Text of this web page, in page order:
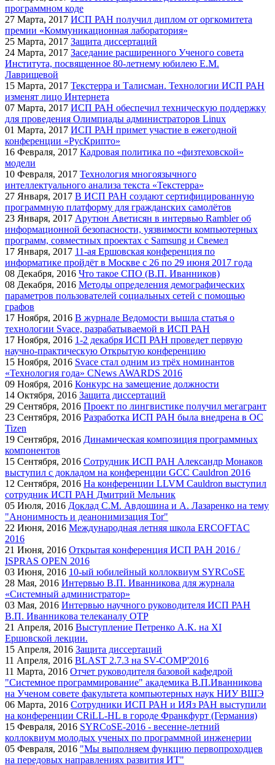
программном коде
27 Марта, 2017 ИСП РАН получил диплом от оргкомитета
премии «Коммуникационная лаборатория»
25 Марта, 2017 Защита диссертаций
24 Марта, 2017 Заседание расширенного Ученого совета
Института, посвященное 80-летнему юбилею Е.М.
Лаврищевой
15 Марта, 2017 Текстерра и Талисман. Технологии ИСП РАН
изменят лицо Интернета
07 Марта, 2017 ИСП РАН обеспечил техническую поддержку
для проведения Олимпиады администраторов Linux
01 Марта, 2017 ИСП РАН примет участие в ежегодной
конференции «РусКрипто»
16 Февраля, 2017 Кадровая политика по «физтеховской»
модели
10 Февраля, 2017 Технология многоязычного
интеллектуального анализа текста «Текстерра»
27 Января, 2017 В ИСП РАН создают сертифицированную
программную платформу для гражданских самолётов
23 Января, 2017 Арутюн Аветисян в интервью Rambler об
информационной безопасности, уязвимости компьютерных
программ, совместных проектах с Samsung и Свемел
17 Января, 2017 11-ая Ершовская конференция по
информатике пройдёт в Москве с 26 по 29 июня 2017 года
08 Декабря, 2016 Что такое СПО (В.П. Иванников)
08 Декабря, 2016 Методы определения демографических
параметров пользователей социальных сетей с помощью
графов
17 Ноября, 2016 В журнале Ведомости вышла статья о
технологии Svace, разрабатываемой в ИСП РАН
17 Ноября, 2016 1-2 декабря ИСП РАН проведет первую
научно-практическую Открытую конференцию
15 Ноября, 2016 Svace стал одним из трёх номинантов
«Технология года» CNews AWARDS 2016
09 Ноября, 2016 Конкурс на замещение должности
14 Октября, 2016 Защита диссертаций
29 Сентября, 2016 Проект по лингвистике получил мегагрант
23 Сентября, 2016 Разработка ИСП РАН была внедрена в ОС
Tizen
19 Сентября, 2016 Динамическая композиция программных
компонентов
15 Сентября, 2016 Сотрудник ИСП РАН Александр Монаков
выступил с докладом на конференции GCC Cauldron 2016
12 Сентября, 2016 На конференции LLVM Cauldron выступил
сотрудник ИСП РАН Дмитрий Мельник
05 Июля, 2016 Доклад С.М. Авдошина и А. Лазаренко на тему
"Анонимность и деанонимизация Tor"
22 Июня, 2016 Международная летняя школа ERCOFTAC
2016
21 Июня, 2016 Открытая конференция ИСП РАН 2016 /
ISPRAS OPEN 2016
03 Июня, 2016 10-ый юбилейный коллоквиум SYRCoSE
28 Мая, 2016 Интервью В.П. Иванникова для журнала
«Системный администратор»
03 Мая, 2016 Интервью научного руководителя ИСП РАН
В.П. Иванникова телеканалу ОТР
21 Апреля, 2016 Выступление Петренко А.К. на XI
Ершовской лекции.
15 Апреля, 2016 Защита диссертаций
11 Апреля, 2016 BLAST 2.7.3 на SV-COMP'2016
11 Марта, 2016 Отчет руководителя базовой кафедрой
"Системное программирование" академика В.П.Иванникова
на Ученом совете факультета компьютерных наук НИУ ВШЭ
06 Марта, 2016 Сотрудники ИСП РАН и ИЯз РАН выступили
на конференции CRiLL-HL в городе Франкфурт (Германия)
15 Февраля, 2016 SYRCoSE-2016 - весенне-летний
коллоквиум молодых ученых по программной инженерии
05 Февраля, 2016 "Мы выполняем функцию первопроходцев
на передовых направлениях развития ИТ"